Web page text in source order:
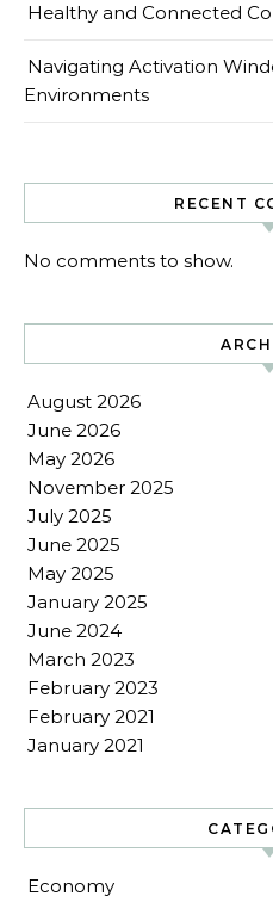
Healthy and Connected
Navigating Activation
Environments
RECENT
No comments to show.
August 2026
June 2026
May 2026
November 2025
July 2025
June 2025
May 2025
January 2025
June 2024
March 2023
February 2023
February 2021
January 2021
Economy